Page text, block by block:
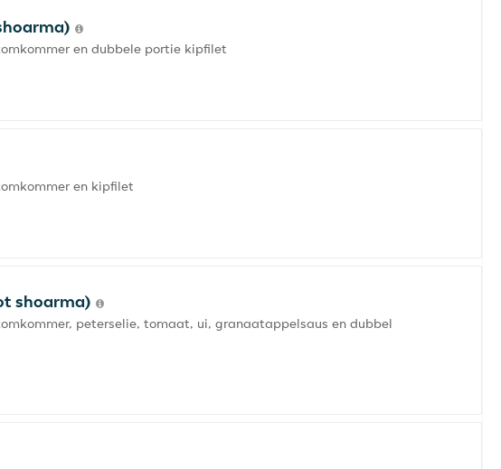
en dubbele portie kipfilet
en kipfilet
shoarma)
peterselie, tomaat, ui, granaatappelsaus en dubbel